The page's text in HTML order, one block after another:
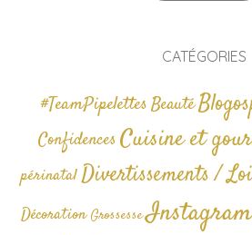
CATÉGORIES
#TeamPipelettesBeauté
Confidences Cuisine et
périnatalDivertissements /
Décoration GrossesseInstagram